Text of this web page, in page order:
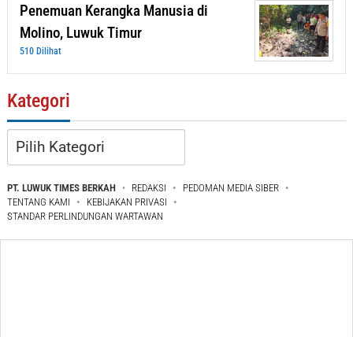
Penemuan Kerangka Manusia di
Molino, Luwuk Timur
510 Dilihat
Kategori
Kategori
PT. LUWUK TIMES BERKAH REDAKSI
PEDOMAN MEDIA SIBER
TENTANG KAMI
KEBIJAKAN PRIVASI
STANDAR PERLINDUNGAN WARTAWAN